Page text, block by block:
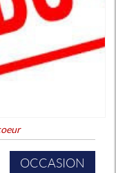
OCCASION